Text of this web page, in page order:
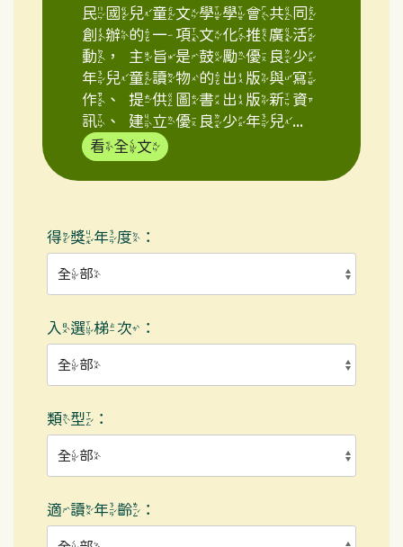
民國兒童文學學會共同
創辦的一項文化推廣活
動，主旨是鼓勵優良少
年兒童讀物的出版與寫
作、提供圖書出版新資
訊、建立優良少年兒...
看全文
得獎年度：
入選梯次：
類型：
適讀年齡：